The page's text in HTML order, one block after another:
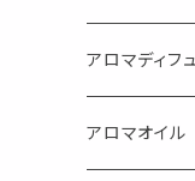
目的で選ぶ
蒸し暑い夏やリ
FLOWER
アロマディフ
アロマオイル